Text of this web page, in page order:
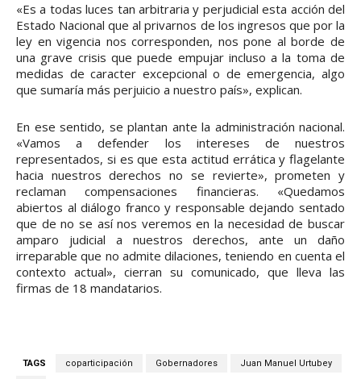
«Es a todas luces tan arbitraria y perjudicial esta acción del
Estado Nacional que al privarnos de los ingresos que por la
ley en vigencia nos corresponden, nos pone al borde de
una grave crisis que puede empujar incluso a la toma de
medidas de caracter excepcional o de emergencia, algo
que sumaría más perjuicio a nuestro país», explican.
En ese sentido, se plantan ante la administración nacional.
«Vamos a defender los intereses de nuestros
representados, si es que esta actitud errática y flagelante
hacia nuestros derechos no se revierte», prometen y
reclaman compensaciones financieras. «Quedamos
abiertos al diálogo franco y responsable dejando sentado
que de no se así nos veremos en la necesidad de buscar
amparo judicial a nuestros derechos, ante un daño
irreparable que no admite dilaciones, teniendo en cuenta el
contexto actual», cierran su comunicado, que lleva las
firmas de 18 mandatarios.
TAGS coparticipación Gobernadores Juan Manuel Urtubey